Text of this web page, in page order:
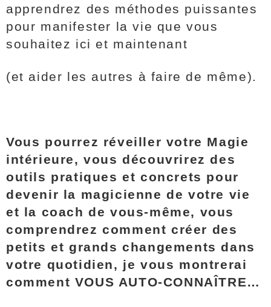
apprendrez des méthodes puissantes
pour manifester la vie que vous
souhaitez ici et maintenant
(et aider les autres à faire de même).
Vous pourrez réveiller votre Magie
intérieure, vous découvrirez des
outils pratiques et concrets pour
devenir la magicienne de votre vie
et la coach de vous-même, vous
comprendrez comment créer des
petits et grands changements dans
votre quotidien, je vous montrerai
comment VOUS AUTO-CONNAÎTRE…